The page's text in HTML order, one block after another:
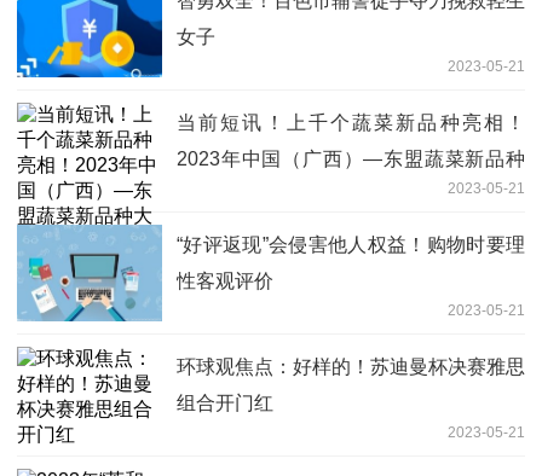
女子
2023-05-21
当前短讯！上千个蔬菜新品种亮相！
2023年中国（广西）—东盟蔬菜新品种
2023-05-21
“好评返现”会侵害他人权益！购物时要理
性客观评价
2023-05-21
环球观焦点：好样的！苏迪曼杯决赛雅思
组合开门红
2023-05-21